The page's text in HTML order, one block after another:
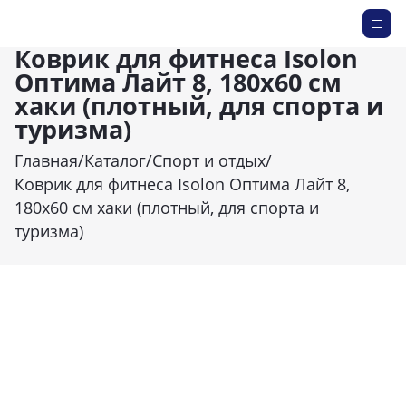
Коврик для фитнеса Isolon
Оптима Лайт 8, 180х60 см
хаки (плотный, для спорта и
туризма)
Главная/Каталог/Спорт и отдых/
Коврик для фитнеса Isolon Оптима Лайт 8,
180х60 см хаки (плотный, для спорта и
туризма)